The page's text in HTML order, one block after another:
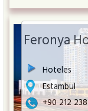
Feronya
Hoteles
Estambul
+90 212